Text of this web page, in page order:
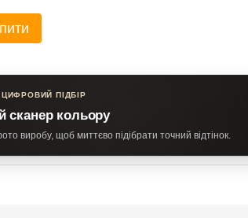
ПІДБІР
сканер кольору
виробу, щоб миттєво підібрати точний відтінок.